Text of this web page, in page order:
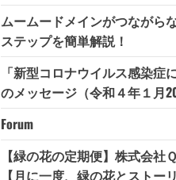
ムームードメインがつながら
ステップを簡単解説！
「新型コロナウイルス感染症
のメッセージ（令和４年１月
Forum
【緑の花の定期便】株式会社
【月に一度、緑の花とストー